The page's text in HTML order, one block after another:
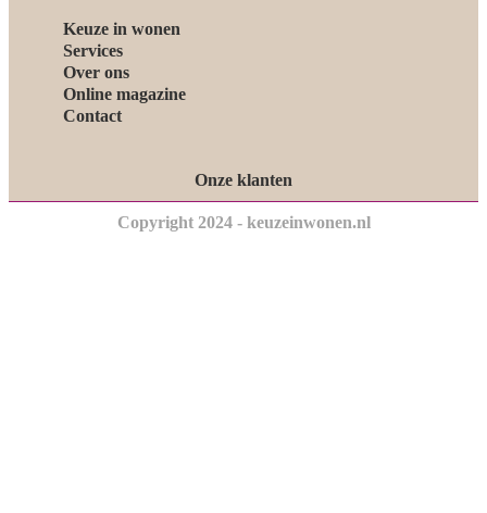
Keuze in wonen
Services
Over ons
Online magazine
Contact
Onze klanten
Copyright 2024 - keuzeinwonen.nl